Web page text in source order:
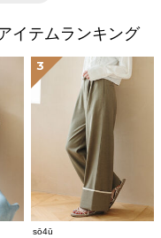
イテムランキング
3
sō4ū